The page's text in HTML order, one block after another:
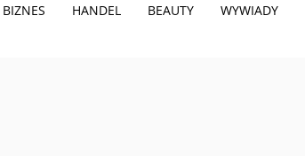
BIZNES HANDEL BEAUTY WYWIADY